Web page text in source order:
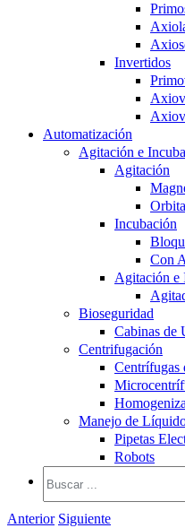
Invertidos
Automatización
Agitación e
Agitación
Incubación
Con
Agitación e
Bioseguridad
Cabinas de
Centrifugación
Centrífugas
Manejo de
Pipetas
Robots
Anterior Siguiente